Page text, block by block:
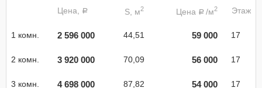
Цена, a S, м2 Цена a /м2 Этаж
1 комн. 2 596 000 44,51 59 000 17
2 комн. 3 920 000 70,09 56 000 17
3 комн. 4 698 000 87,82 54 000 17